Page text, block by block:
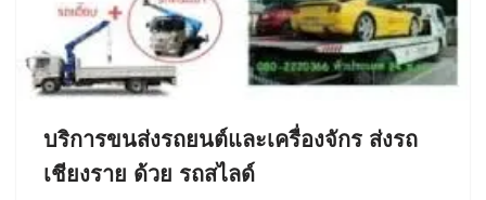
บริการขนส่งรถยนต์และเครื่องจักร ส่งรถ
เชียงราย ด้วย รถสไลด์